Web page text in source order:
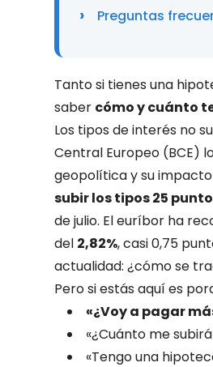
Preguntas
Tanto si tienes una
saber cómo y cuánto
Los tipos de interés no
Central Europeo (BCE)
geopolítica y su
subir los tipos 25
de julio. El euríbor ha
del 2,82%, casi 0,75
actualidad: ¿cómo se
Pero si estás aquí es
«¿Voy a pagar
«¿Cuánto me
«Tengo una